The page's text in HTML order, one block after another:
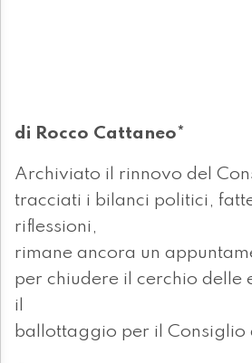
di Rocco Cattaneo*
Archiviato il rinnovo del
tracciati i bilanci politici,
riflessioni,
rimane ancora un
per chiudere il cerchio delle
il
ballottaggio per il Consiglio